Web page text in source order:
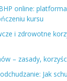
online:
kursu
i zdrowotne
– zasady,
Jak